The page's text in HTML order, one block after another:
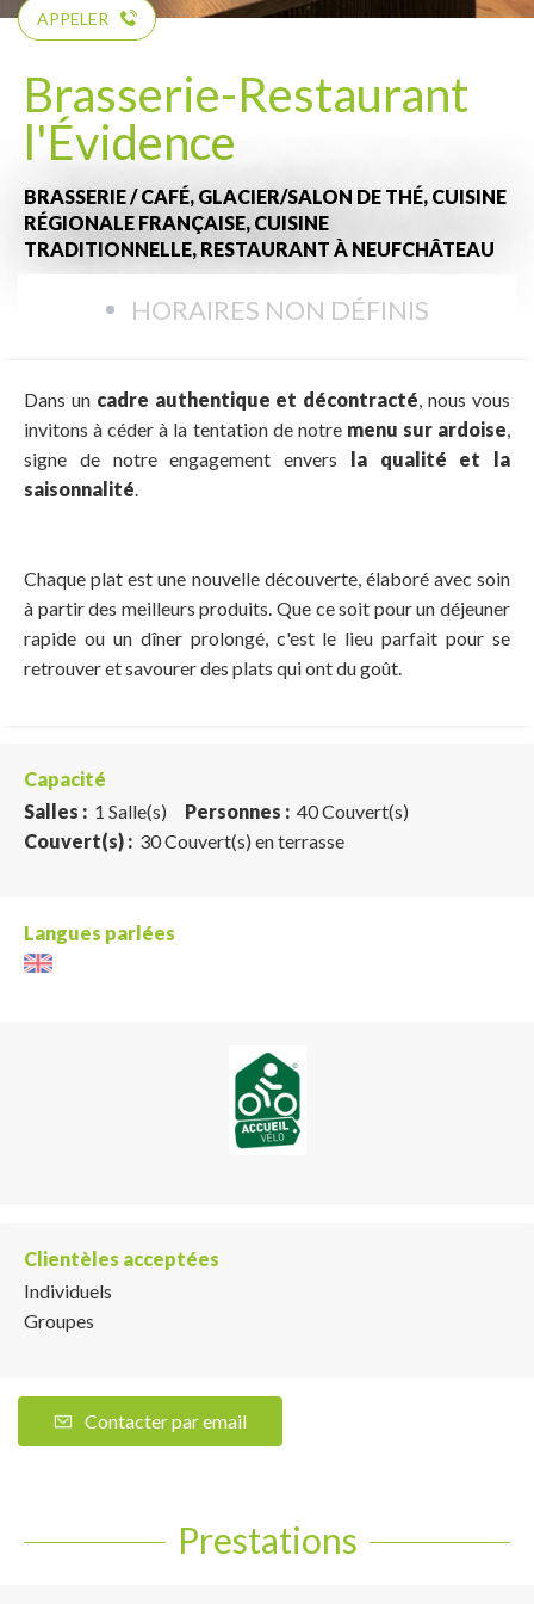
APPELER
Brasserie-Restaurant
l'Évidence
BRASSERIE / CAFÉ, GLACIER/SALON DE THÉ, CUISINE
RÉGIONALE FRANÇAISE, CUISINE
TRADITIONNELLE, RESTAURANT À NEUFCHÂTEAU
HORAIRES NON DÉFINIS
Dans un cadre authentique et décontracté , nous vous
invitons à céder à la tentation de notremenu sur ardoise
signe de notre engagement envers la qualité et la
saisonnalité
Chaque plat est une nouvelle découverte, élaboré avec soin
à partir des meilleurs produits. Que ce soit pour un déjeuner
rapide ou un dîner prolongé, c'est le lieu parfait pour se
retrouver et savourer des plats qui ont du goût.
Capacité
Salles : 1 Salle(s) Personnes : 40 Couvert(s)
Couvert(s) : 30 Couvert(s) en terrasse
Langues parlées
Clientèles acceptées
Individuels
Groupes
Contacter par email
Prestations